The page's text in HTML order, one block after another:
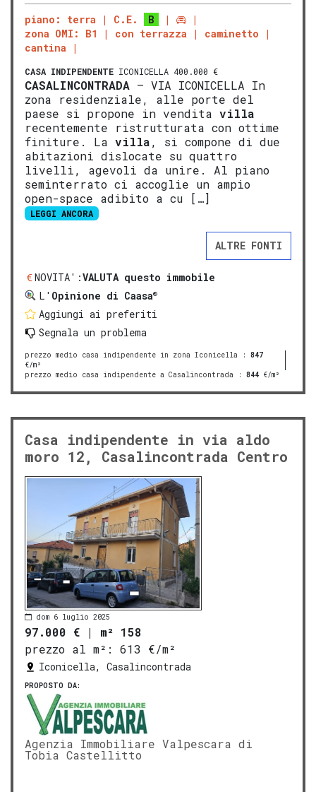
piano: terra C.E.
B
zona OMI: B1
con terrazza
caminetto
cantina
CASA INDIPENDENTE ICONICELLA 400.000 €
CASALINCONTRADA – VIA ICONICELLA In
zona residenziale, alle porte del
paese si propone in vendita villa
recentemente ristrutturata con ottime
finiture. La villa, si compone di due
abitazioni dislocate su quattro
livelli, agevoli da unire. Al piano
seminterrato ci accoglie un ampio
open-space adibito a cu […]
LEGGI ANCORA
ALTRE FONTI
NOVITA':VALUTA questo immobile
L' Opinione di Caasa®
Aggiungi ai preferiti
Segnala un problema
prezzo medio casa indipendente in zona Iconicella : 847
€/m²
prezzo medio casa indipendente a Casalincontrada : 844 €/m²
Casa indipendente in via aldo
moro 12, Casalincontrada Centro
dom 6 luglio 2025
97.000 € | m² 158
prezzo al m²:
613 €/m²
Iconicella, Casalincontrada
PROPOSTO DA:
Agenzia Immobiliare Valpescara di
Tobia Castellitto